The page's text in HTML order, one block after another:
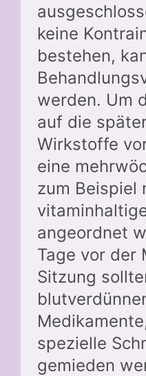
keine
bestehen,
werden. Um
auf die
Wirkstoffe
eine
zum Beispiel
angeordnet
Tage vor der
Sitzung
spezielle
gemieden